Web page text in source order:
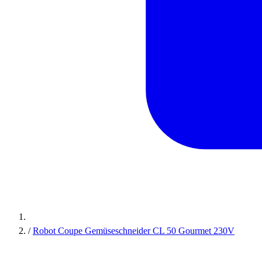
/ Robot Coupe Gemüseschneider CL 50 Gourmet 230V